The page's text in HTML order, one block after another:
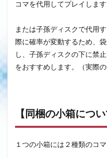
コマを代用してプレイします
または子孫ディスクで代用
際に確率が変動するため、
し、子孫ディスクの下に禁
をおすすめします。（実際
【同梱の小箱につい
１つの小箱には２種類のコ